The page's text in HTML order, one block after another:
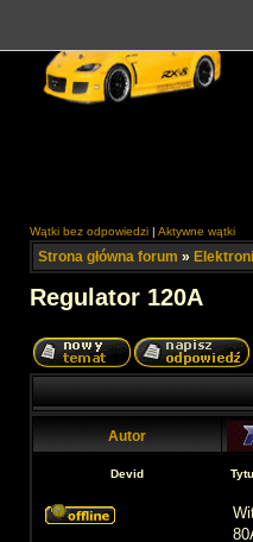
Wątki bez odpowiedzi | Aktywne wątki
Strona główna forum »
Regulator 120A
Autor
Devid